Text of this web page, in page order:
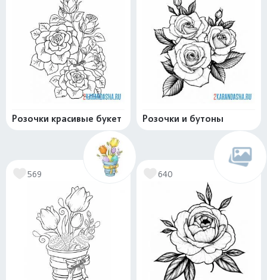
Розочки красивые букет Розочки и бутоны
569 640